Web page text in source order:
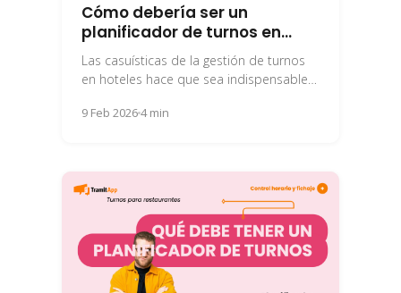
Cómo debería ser un
planificador de turnos en
hoteles
Las casuísticas de la gestión de turnos
en hoteles hace que sea indispensable
turnos...
9 Feb 20264 min